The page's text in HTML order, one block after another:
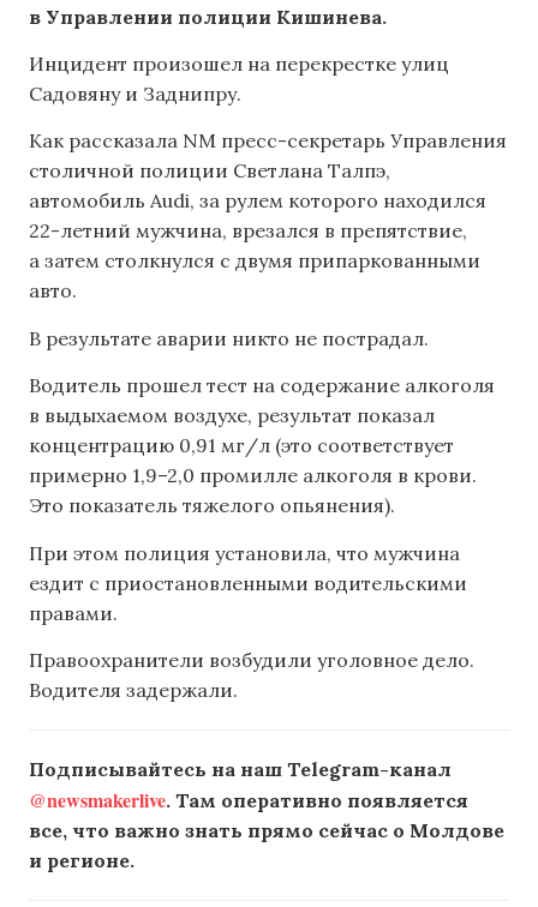
в Управлении полиции Кишинева.
Инцидент произошел на перекрестке улиц
Садовяну и Заднипру.
Как рассказала NM пресс-секретарь Управления
столичной полиции Светлана Талпэ,
автомобиль Audi, за рулем которого находился
22-летний мужчина, врезался в препятствие,
а затем столкнулся с двумя припаркованными
авто.
В результате аварии никто не пострадал.
Водитель прошел тест на содержание алкоголя
в выдыхаемом воздухе, результат показал
концентрацию 0,91 мг/л (это соответствует
примерно 1,9–2,0 промилле алкоголя в крови.
Это показатель тяжелого опьянения).
При этом полиция установила, что мужчина
ездит с приостановленными водительскими
правами.
Правоохранители возбудили уголовное дело.
Водителя задержали.
Подписывайтесь на наш Telegram-канал
@newsmakerlive. Там оперативно появляется
все, что важно знать прямо сейчас о Молдове
и регионе.